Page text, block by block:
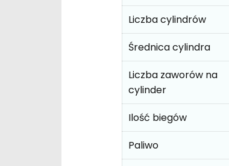
Liczba cylindrów
Średnica cylindra
Liczba zaworów na
cylinder
Ilość biegów
Paliwo